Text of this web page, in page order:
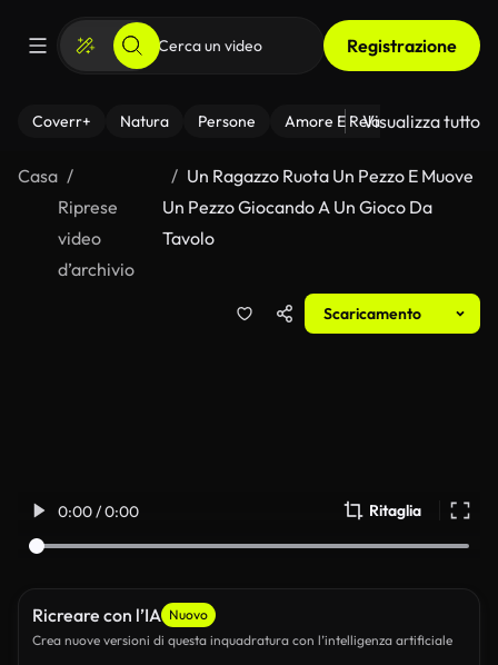
Registrazione
Coverr+ Natura Persone Amore E Relazioni Il
Visualizza tutto
Casa
Riprese
video
d’archivio
Un Ragazzo Ruota Un Pezzo E Muove
Un Pezzo Giocando A Un Gioco Da
Tavolo
Scaricamento
0:00 / 0:00 Ritaglia
Ricreare con l’IA Nuovo
Crea nuove versioni di questa inquadratura con l’intelligenza artificiale